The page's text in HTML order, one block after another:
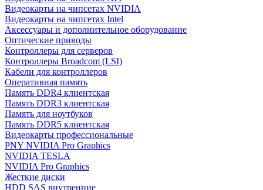
Видеокарты на чипсетах NVIDIA
Видеокарты на чипсетах Intel
Аксессуары и дополнительное оборудование
Оптические приводы
Контроллеры для серверов
Контроллеры Broadcom (LSI)
Кабели для контроллеров
Оперативная память
Память DDR4 клиентская
Память DDR3 клиентская
Память для ноутбуков
Память DDR5 клиентская
Видеокарты профессиональные
PNY NVIDIA Pro Graphics
NVIDIA TESLA
NVIDIA Pro Graphics
Жесткие диски
HDD SAS внутренние